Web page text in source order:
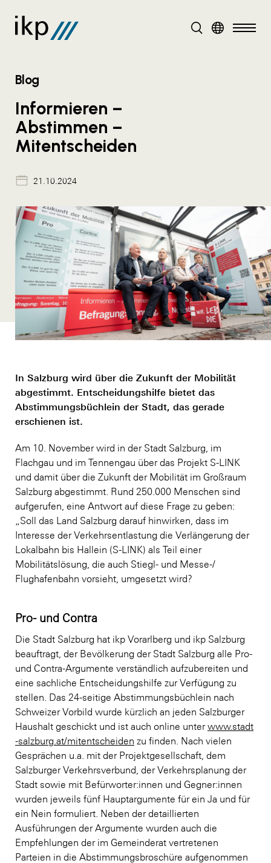
DE
Blog
Informieren –
Abstimmen –
Mitentscheiden
21.10.2024
In Salzburg wird über die Zukunft der Mobilität
abgestimmt. Entscheidungshilfe bietet das
Abstimmungsbüchlein der Stadt, das gerade
erschienen ist.
Am 10. November wird in der Stadt Salzburg, im
Flachgau und im Tennengau über das Projekt S-LINK
und damit über die Zukunft der Mobilität im Großraum
Salzburg abgestimmt. Rund 250.000 Menschen sind
aufgerufen, eine Antwort auf diese Frage zu geben:
„Soll das Land Salzburg darauf hinwirken, dass im
Interesse der Verkehrsentlastung die Verlängerung der
Lokalbahn bis Hallein (S-LINK) als Teil einer
Mobilitätslösung, die auch Stiegl- und Messe-/
Flughafenbahn vorsieht, umgesetzt wird?
Pro- und Contra
Die Stadt Salzburg hat ikp Vorarlberg und ikp Salzburg
beauftragt, der Bevölkerung der Stadt Salzburg alle Pro-
und Contra-Argumente verständlich aufzubereiten und
eine sachliche Entscheidungshilfe zur Verfügung zu
stellen. Das 24-seitige Abstimmungsbüchlein nach
Schweizer Vorbild wurde kürzlich an jeden Salzburger
Haushalt geschickt und ist auch online unterwww.stadt
-salzburg.at/mitentscheiden zu finden. Nach vielen
Gesprächen u.a. mit der Projektgesellschaft, dem
Salzburger Verkehrsverbund, der Verkehrsplanung der
Stadt sowie mit Befürworter:innen und Gegner:innen
wurden jeweils fünf Hauptargumente für ein Ja und für
ein Nein formuliert. Neben der detaillierten
Ausführungen der Argumente wurden auch die
Empfehlungen der im Gemeinderat vertretenen
Parteien in die Abstimmungsbroschüre aufgenommen